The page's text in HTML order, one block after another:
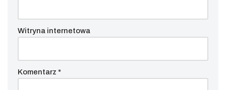
Witryna internetowa
Komentarz *